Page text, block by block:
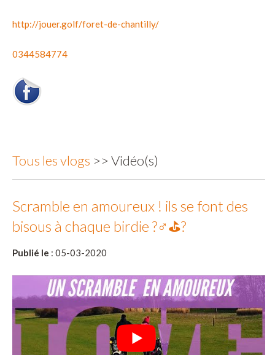
http://jouer.golf/foret-de-chantilly/
0344584774
Tous les vlogs >> Vidéo(s)
Scramble en amoureux ! ils se font des
bisous à chaque birdie ?️‍♂️⛳?
Publié le : 05-03-2020